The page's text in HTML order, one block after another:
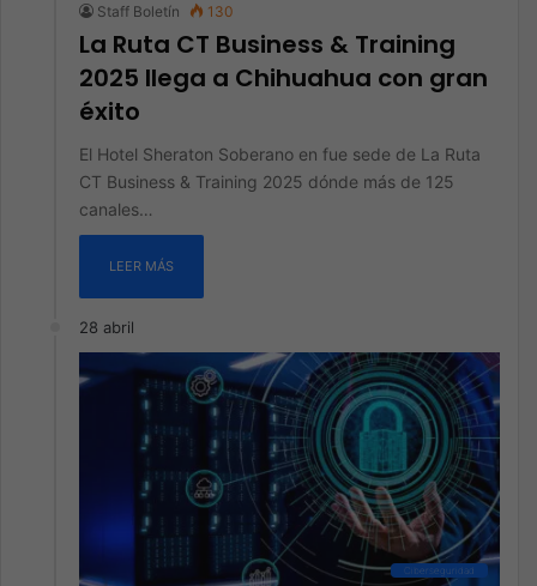
Staff Boletín 130
La Ruta CT Business & Training
2025 llega a Chihuahua con gran
éxito
El Hotel Sheraton Soberano en fue sede de La Ruta
CT Business & Training 2025 dónde más de 125
canales…
LEER MÁS
28 abril
Ciberseguridad